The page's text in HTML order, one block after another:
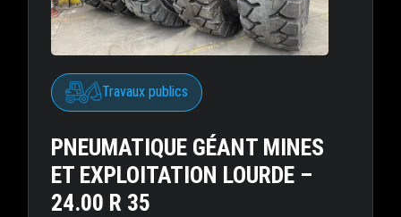
Travaux publics
PNEUMATIQUE GÉANT MINES
ET EXPLOITATION LOURDE –
24.00 R 35